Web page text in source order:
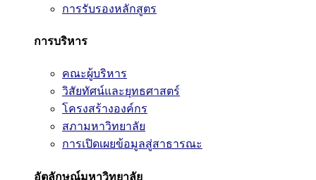
การรับรองหลักสูตร
การบริหาร
คณะผู้บริหาร
วิสัยทัศน์และยุทธศาสตร์
โครงสร้างองค์กร
สภามหาวิทยาลัย
การเปิดเผยข้อมูลสู่สาธารณะ
อัตลักษณ์มหาวิทยาลัย